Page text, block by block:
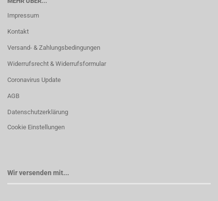
Impressum
Kontakt
Versand- & Zahlungsbedingungen
Widerrufsrecht & Widerrufsformular
Coronavirus Update
AGB
Datenschutzerklärung
Cookie Einstellungen
Wir versenden mit...